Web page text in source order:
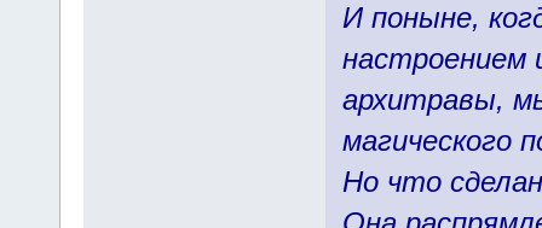
И поныне,
настроением
архитравы,
магического
Но что